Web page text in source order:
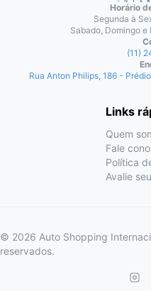
Horário
Segunda à
Sabado, Domingo
(11)
Rua Anton Philips, 186 -
Links
Quem
Fale
Política
Avalie
© 2026 Auto Shopping
reservados.